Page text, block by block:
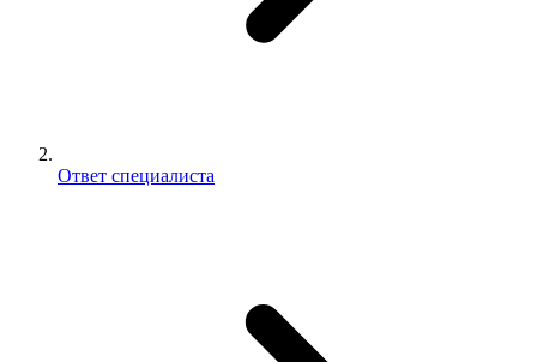
Ответ специалиста